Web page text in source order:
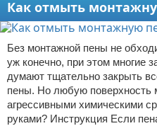
Как отмыть
Без монтажной пены не
уж конечно, при этом многие
думают тщательно закрыть
пены. Но любую поверхность
агрессивными химическими
руками? Инструкция Если